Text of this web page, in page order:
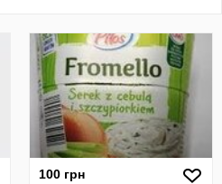
100 грн